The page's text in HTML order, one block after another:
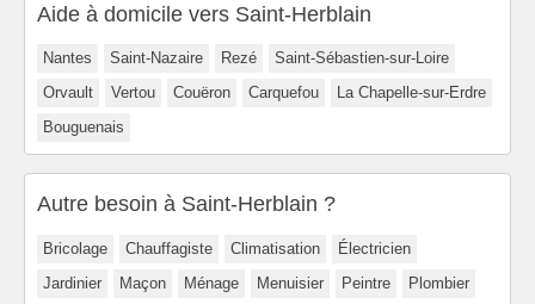
Aide à domicile vers Saint-Herblain
Nantes Saint-Nazaire Rezé
Saint-Sébastien-sur-Loire
Orvault
Vertou Couëron Carquefou
La Chapelle-sur-Erdre
Bouguenais
Autre besoin à Saint-Herblain ?
Bricolage Chauffagiste Climatisation
Électricien
Jardinier
Maçon Ménage Menuisier Peintre
Plombier